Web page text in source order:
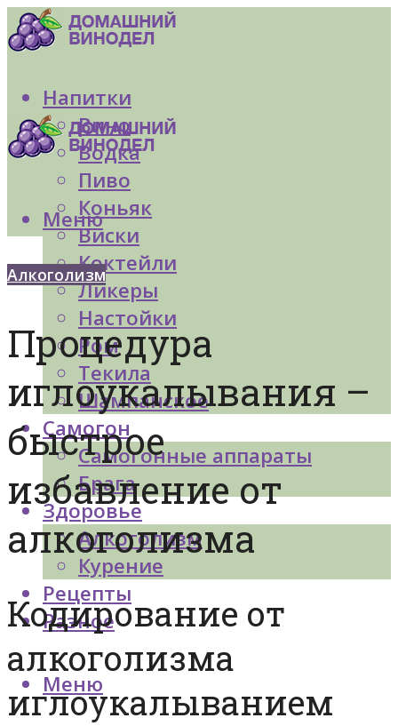
Напитки
Вино
Водка
Пиво
Коньяк
Виски
Коктейли
Ликеры
Настойки
Ром
Текила
Шампанское
Самогон
Самогонные аппараты
Брага
Здоровье
Алкоголизм
Курение
Рецепты
Разное
Меню
Меню
Алкоголизм
Процедура
иглоукалывания –
быстрое
избавление от
алкоголизма
Кодирование от
алкоголизма
иглоукалыванием